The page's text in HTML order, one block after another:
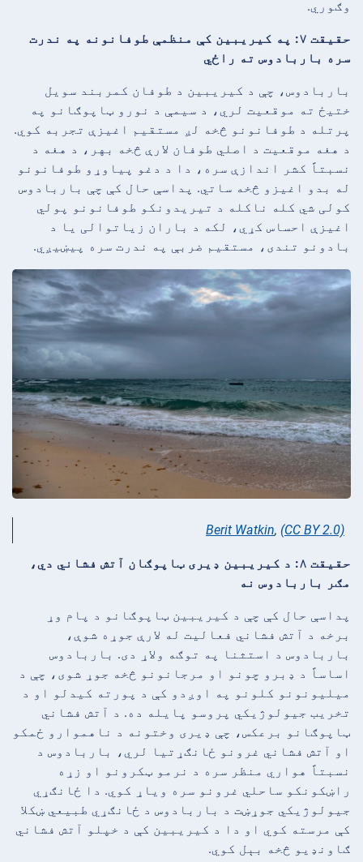
وګوري.
حقیقت ۷: په کیریبین کې منظمې طوفانونه په ندرت
سره باربادوس ته راځي
باربادوس، چې د کیریبین د طوفان کمربند سویل
ختیځ ته موقعیت لري، د سیمې د نورو ټاپوګانو په
پرتله د طوفانونو څخه لږ مستقیم اغیزې تجربه کوي.
د هغه موقعیت د اصلي طوفان لارې څخه بهر، د هغه د
نسبتاً کشر اندازې سره، دا د دغو پیاوړو طوفانونو
له بدو اغیزو څخه ساتي. پداسې حال کې چې باربادوس
کولی شي کله ناکله د تیریدونکو طوفانونو پولي
اغیزې احساس کړي، لکه د باران زیاتوالی یا د
بادونو تندی، مستقیم ضربې په ندرت سره پیښیږي.
Berit Watkin, (CC BY 2.0)
حقیقت ۸: د کیریبین ډیری ټاپوګان آتش فشاني دي،
مګر باربادوس نه
پداسې حال کې چې د کیریبین ټاپوګانو د پام وړ
برخه د آتش فشاني فعالیت له لارې جوړه شوې،
باربادوس د استثنا په توګه ولاړ دی. باربادوس
اساساً د ډبرو چونو او مرجانونو څخه جوړ شوی، چې د
میلیونونو کلونو په اوږدو کې د پورته کیدلو او د
تخریب جیولوژیکي پروسو پایله ده. د آتش فشاني
ټاپوګانو برعکس، چې ډیری وختونه د ناهموارو ځمکو
او آتش فشاني غرونو ځانګړتیا لري، باربادوس د
نسبتاً هواري منظر سره د نرمو ټکرونو او زړه
راښکونکو ساحلي غرونو سره ویاړ کوي. دا ځانګړي
جیولوژیکي جوړښت د باربادوس د ځانګړي طبیعي ښکلا
کې مرسته کوي او دا د کیریبین کې د خپلو آتش فشاني
ګاونډیو څخه بېل کوي.